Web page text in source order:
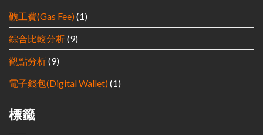
礦工費(Gas Fee) (1)
綜合比較分析(9)
觀點分析(9)
電子錢包(Digital Wallet) (1)
標籤